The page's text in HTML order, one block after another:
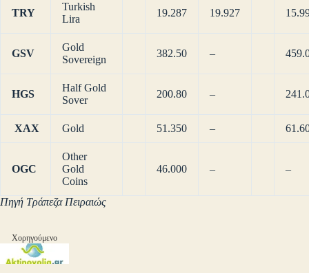
TRY
Turkish
Lira
19.287 19.927
GSV
Gold
Sovereign
382.50 –
HGS
Half Gold
Sover
200.80 –
XAX Gold 51.350 –
OGC
Other
Gold
Coins
46.000 – –
Πηγή Τράπεζα Πειραιώς
Χορηγούμενο